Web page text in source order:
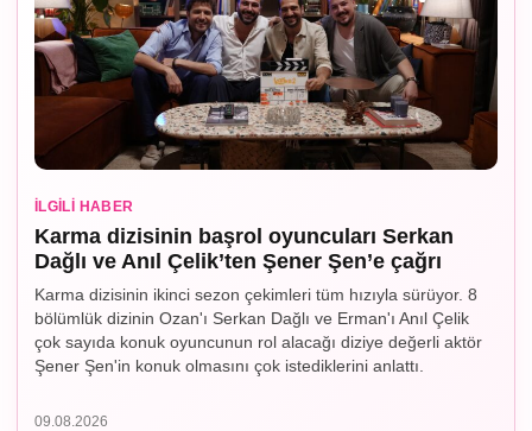
İLGILI HABER
Karma dizisinin başrol oyuncuları Serkan
Dağlı ve Anıl Çelik’ten Şener Şen’e çağrı
Karma dizisinin ikinci sezon çekimleri tüm hızıyla sürüyor. 8
bölümlük dizinin Ozan'ı Serkan Dağlı ve Erman'ı Anıl Çelik
çok sayıda konuk oyuncunun rol alacağı diziye değerli aktör
Şener Şen'in konuk olmasını çok istediklerini anlattı.
09.08.2026